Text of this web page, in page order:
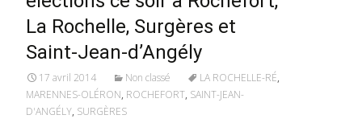
La Rochelle, Surgères et
Saint-Jean-d’Angély
17 avril 2014 Non classé LA ROCHELLE-RÉ,
MARENNES-OLÉRON, ROCHEFORT, SAINT-JEAN-
D'ANGÉLY, SURGÈRES